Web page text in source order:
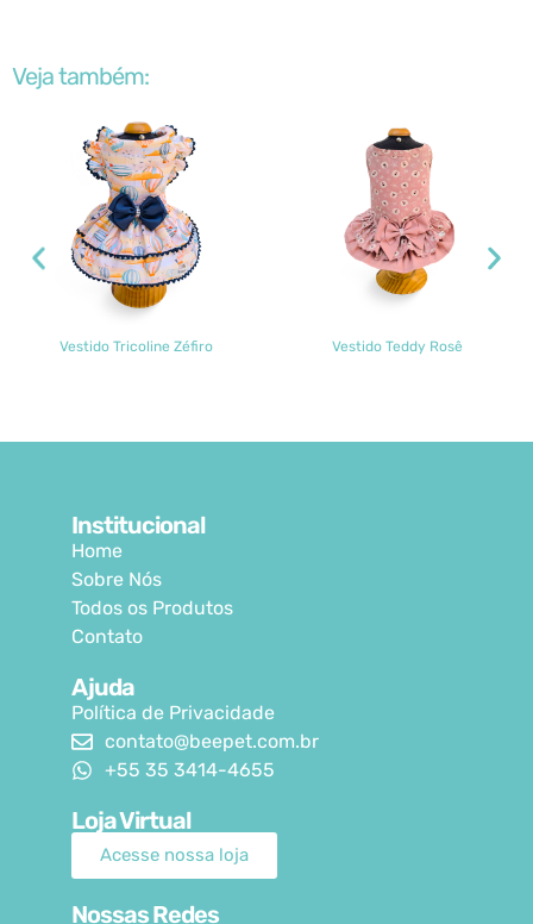
Veja também:
Vestido Tricoline Zéfiro Vestido Teddy Rosê
Institucional
Home
Sobre Nós
Todos os Produtos
Contato
Ajuda
Política de Privacidade
contato@beepet.com.br
+55 35 3414-4655
Loja Virtual
Acesse nossa loja
Nossas Redes